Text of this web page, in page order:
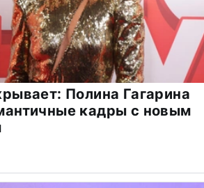
Полина Гагарина
кадры с новым